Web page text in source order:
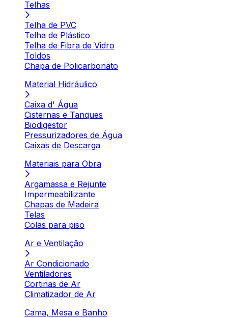
Telhas
Telha de PVC
Telha de Plástico
Telha de Fibra de Vidro
Toldos
Chapa de Policarbonato
Material Hidráulico
Caixa d' Água
Cisternas e Tanques
Biodigestor
Pressurizadores de Água
Caixas de Descarga
Materiais para Obra
Argamassa e Rejunte
Impermeabilizante
Chapas de Madeira
Telas
Colas para piso
Ar e Ventilação
Ar Condicionado
Ventiladores
Cortinas de Ar
Climatizador de Ar
Cama, Mesa e Banho